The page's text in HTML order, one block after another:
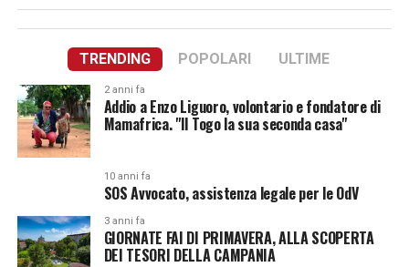
TRENDING POPOLARI ULTIME
2 anni fa
Addio a Enzo Liguoro, volontario e fondatore di
Mamafrica. "Il Togo la sua seconda casa"
10 anni fa
SOS Avvocato, assistenza legale per le OdV
3 anni fa
GIORNATE FAI DI PRIMAVERA, ALLA SCOPERTA
DEI TESORI DELLA CAMPANIA